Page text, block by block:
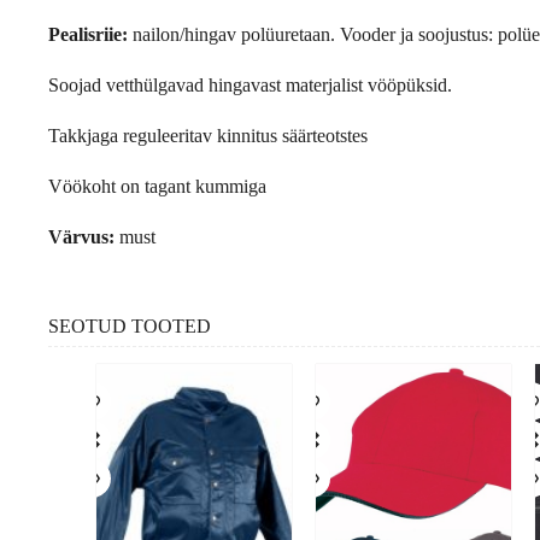
Pealisriie: nailon/hingav polüuretaan. Vooder ja soojustus:
Soojad vetthülgavad hingavast materjalist vööpüksid.
Takkjaga reguleeritav kinnitus säärteotstes
Vöökoht on tagant kummiga
Värvus: must
SEOTUD TOOTED